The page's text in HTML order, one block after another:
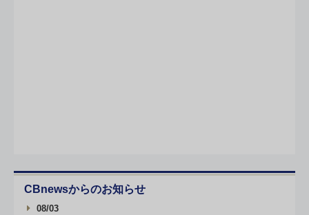
CBnewsからのお知らせ
08/03